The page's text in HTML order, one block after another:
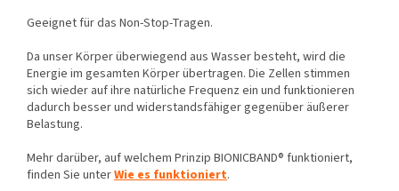
Geeignet für das Non-Stop-Tragen.
Da unser Körper überwiegend aus Wasser besteht, wird die
Energie im gesamten Körper übertragen. Die Zellen stimmen
sich wieder auf ihre natürliche Frequenz ein und funktionieren
dadurch besser und widerstandsfähiger gegenüber äußerer
Belastung.
Mehr darüber, auf welchem Prinzip BIONICBAND® funktioniert,
finden Sie unterWie es funktioniert.